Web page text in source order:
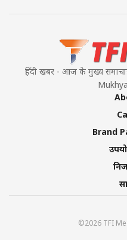
हिंदी खबर - आज के मुख्य
Brand
©2026 TFI